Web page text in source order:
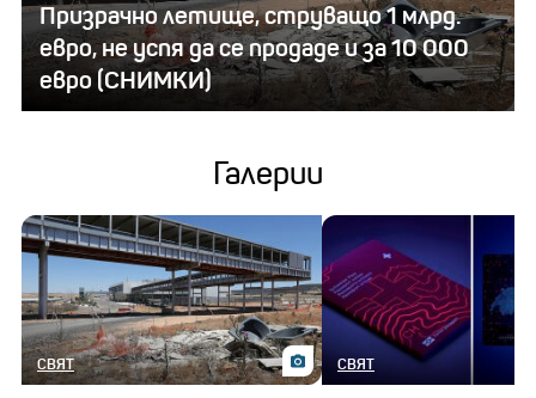
Призрачно летище, струващо 1 млрд.
евро, не успя да се продаде и за 10 000
евро (СНИМКИ)
Галерии
СВЯТ СВЯТ